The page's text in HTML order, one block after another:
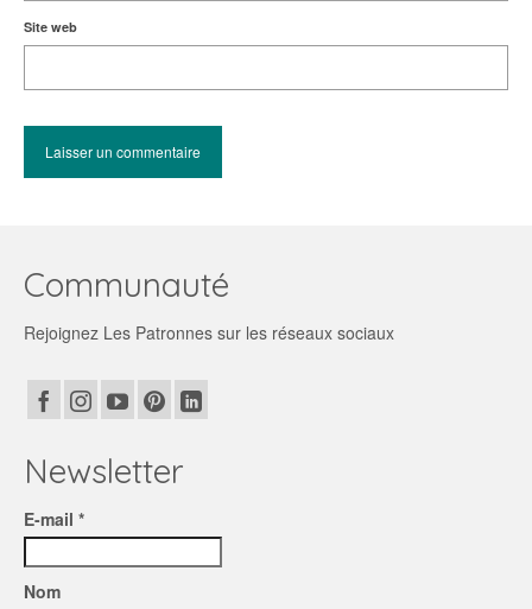
Site web
Communauté
Rejoignez Les Patronnes sur les réseaux sociaux
Newsletter
E-mail *
Nom